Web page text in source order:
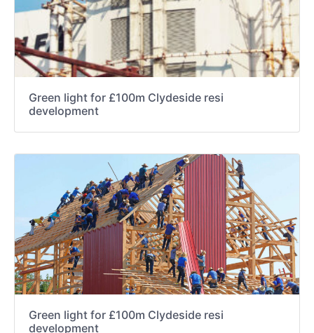
Green light for £100m Clydeside resi
development
Green light for £100m Clydeside resi
development